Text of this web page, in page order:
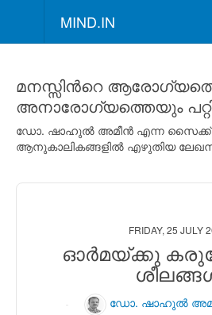
MIND.IN
മനസ്സിന്‍റെ
അനാരോഗ്യത്തെയും
ഡോ. ഷാഹുല്‍ അമീന്‍ എന്ന
ആനുകാലികങ്ങളില്‍ എഴുതിയ
FRIDAY, 25 JULY
ഓര്‍മയ്ക്കു
ഡോ. ഷാഹുല്‍